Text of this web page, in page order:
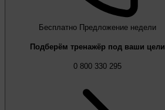
Бесплатно Предложение недели
Подберём тренажёр под ваши цели
0 800 330 295